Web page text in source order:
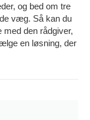
og bed om tre
væg. Så kan du
med den rådgiver,
en løsning, der